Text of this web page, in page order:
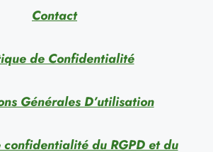
Contact
de Confidentialité
Générales D’utilisation
du RGPD et du